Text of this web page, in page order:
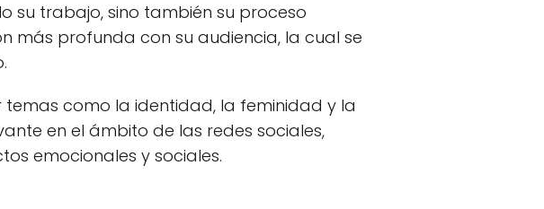
su trabajo, sino también su proceso
más profunda con su audiencia, la cual se
como la identidad, la feminidad y la
en el ámbito de las redes sociales,
emocionales y sociales.